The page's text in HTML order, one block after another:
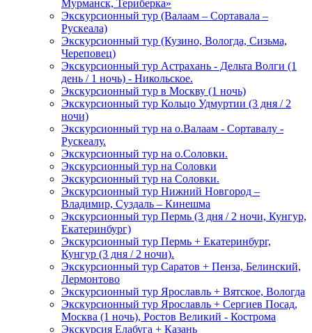
Мурманск, Териберка»
Экскурсионный тур (Валаам – Сортавала –
Рускеала)
Экскурсионный тур (Кузино, Вологда, Сизьма,
Череповец)
Экскурсионный тур Астрахань - Дельта Волги (1
день / 1 ночь) - Никольское.
Экскурсионный тур в Москву (1 ночь)
Экскурсионный тур Кольцо Удмуртии (3 дня / 2
ночи)
Экскурсионный тур на о.Валаам - Сортавалу -
Рускеалу.
Экскурсионный тур на о.Соловки.
Экскурсионный тур на Соловки
Экскурсионный тур на Соловки.
Экскурсионный тур Нижний Новгород –
Владимир, Суздаль – Кинешма
Экскурсионный тур Пермь (3 дня / 2 ночи, Кунгур,
Екатеринбург)
Экскурсионный тур Пермь + Екатеринбург,
Кунгур (3 дня / 2 ночи).
Экскурсионный тур Саратов + Пенза, Белинский,
Лермонтово
Экскурсионный тур Ярославль + Вятское, Вологда
Экскурсионный тур Ярославль + Сергиев Посад,
Москва (1 ночь), Ростов Великий - Кострома
Экскурсия Елабуга + Казань